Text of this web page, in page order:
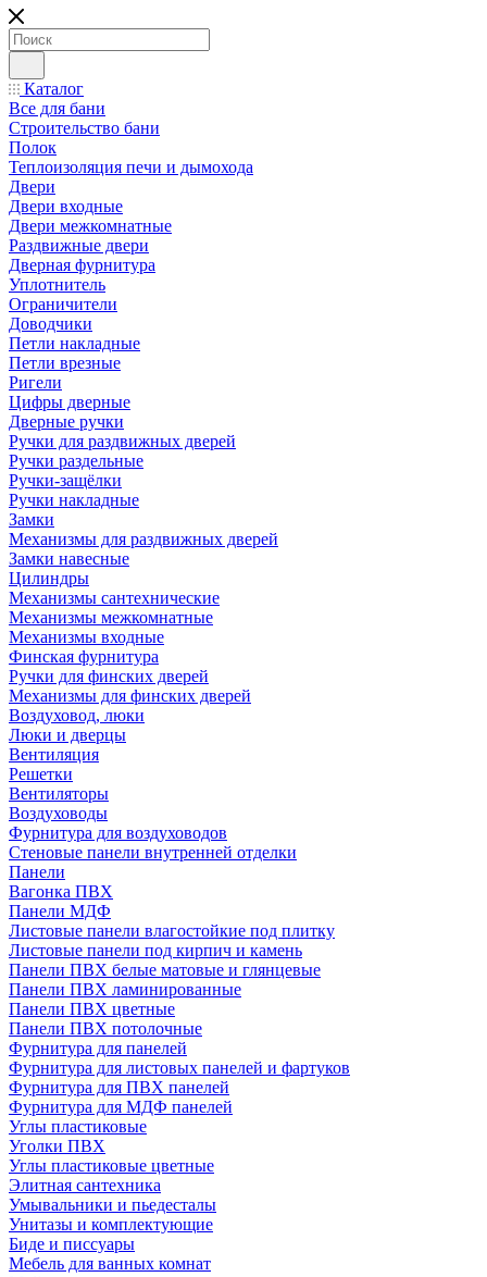
Каталог
Все для бани
Строительство бани
Полок
Теплоизоляция печи и дымохода
Двери
Двери входные
Двери межкомнатные
Раздвижные двери
Дверная фурнитура
Уплотнитель
Ограничители
Доводчики
Петли накладные
Петли врезные
Ригели
Цифры дверные
Дверные ручки
Ручки для раздвижных дверей
Ручки раздельные
Ручки-защёлки
Ручки накладные
Замки
Механизмы для раздвижных дверей
Замки навесные
Цилиндры
Механизмы сантехнические
Механизмы межкомнатные
Механизмы входные
Финская фурнитура
Ручки для финских дверей
Механизмы для финских дверей
Воздуховод, люки
Люки и дверцы
Вентиляция
Решетки
Вентиляторы
Воздуховоды
Фурнитура для воздуховодов
Стеновые панели внутренней отделки
Панели
Вагонка ПВХ
Панели МДФ
Листовые панели влагостойкие под плитку
Листовые панели под кирпич и камень
Панели ПВХ белые матовые и глянцевые
Панели ПВХ ламинированные
Панели ПВХ цветные
Панели ПВХ потолочные
Фурнитура для панелей
Фурнитура для листовых панелей и фартуков
Фурнитура для ПВХ панелей
Фурнитура для МДФ панелей
Углы пластиковые
Уголки ПВХ
Углы пластиковые цветные
Элитная сантехника
Умывальники и пьедесталы
Унитазы и комплектующие
Биде и писсуары
Мебель для ванных комнат